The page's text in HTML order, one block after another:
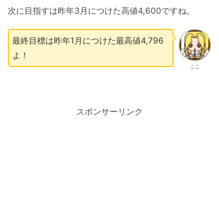
次に目指すは昨年3月につけた高値4,600ですね。
ここ
最終目標は昨年1月につけた最高値4,796
よ！
スポンサーリンク